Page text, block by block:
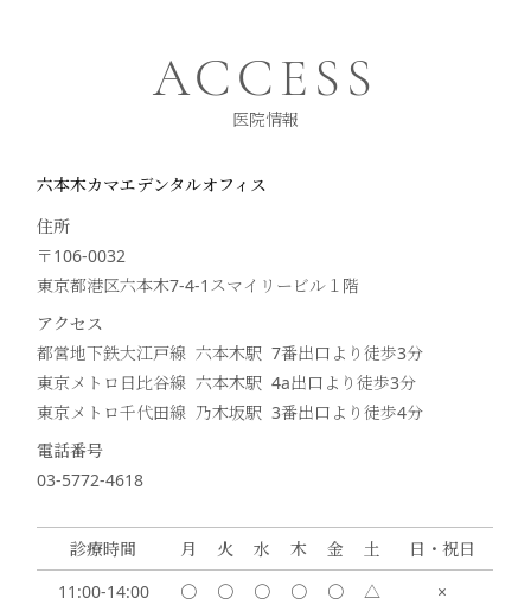
ACCESS
医院情報
六本木カマエデンタルオフィス
住所
〒106-0032
東京都港区六本木7-4-1スマイリービル１階
アクセス
都営地下鉄大江戸線 六本木駅 7番出口より徒歩3分
東京メトロ日比谷線 六本木駅 4a出口より徒歩3分
東京メトロ千代田線 乃木坂駅 3番出口より徒歩4分
電話番号
03-5772-4618
診療時間 月 火 水 木 金 土
日・祝日
11:00-14:00
〇 〇 〇 〇 〇 △
×